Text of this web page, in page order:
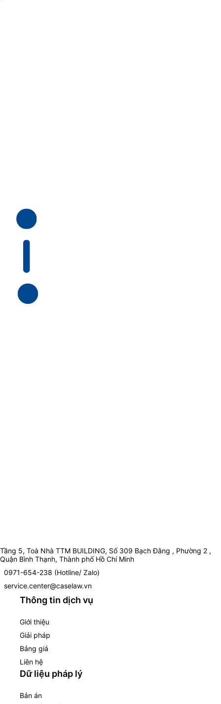
Tầng 5, Toà Nhà TTM BUILDING, Số 309 Bạch Đằng , Phường 2 ,
Quận Bình Thạnh, Thành phố Hồ Chí Minh
0971-654-238 (Hotline/ Zalo)
service.center@caselaw.vn
Thông tin dịch vụ
Giới thiệu
Giải pháp
Bảng giá
Liên hệ
Dữ liệu pháp lý
Bản án